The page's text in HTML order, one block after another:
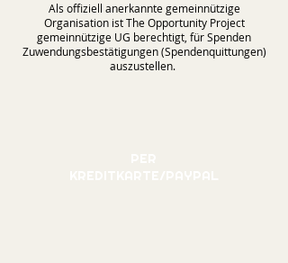
Als offiziell anerkannte gemeinnützige
Organisation ist The Opportunity Project
gemeinnützige UG berechtigt, für Spenden
Zuwendungsbestätigungen (Spendenquittungen)
auszustellen.